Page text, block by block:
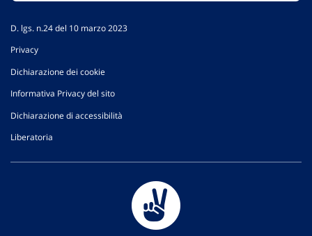
D. lgs. n.24 del 10 marzo 2023
Privacy
Dichiarazione dei cookie
Informativa Privacy del sito
Dichiarazione di accessibilità
Liberatoria